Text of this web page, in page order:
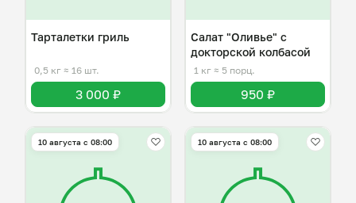
Тарталетки гриль
0,5 кг ≈ 16 шт.
3 000 ₽
Салат "Оливье" с
докторской колбасой
1 кг ≈ 5 порц.
950 ₽
10 августа с 08:00 10 августа с 08:00